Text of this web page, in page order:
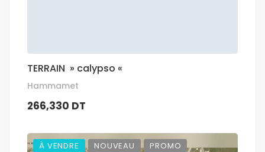
TERRAIN » calypso «
Hammamet
266,330 DT
À VENDRE NOUVEAU PROMO